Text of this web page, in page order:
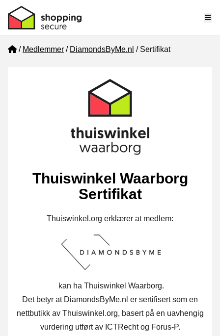
Home
Medlemmer DiamondsByMe.nl Sertifikat
Thuiswinkel Waarborg
Sertifikat
Thuiswinkel.org erklærer at medlem:
kan ha Thuiswinkel Waarborg.
Det betyr at DiamondsByMe.nl er sertifisert som en
nettbutikk av Thuiswinkel.org, basert på en uavhengig
vurdering utført av ICTRecht og Forus-P.